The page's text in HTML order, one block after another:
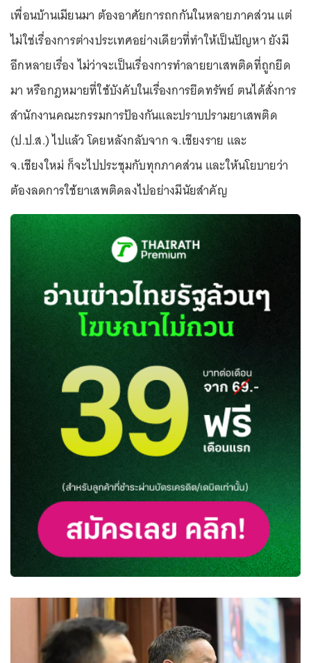
เพื่อนบ้านเมียนมา ต้องอาศัยการถกกันในหลายภาคส่วน แต่
ไม่ใช่เรื่องการต่างประเทศอย่างเดียวที่ทำให้เป็นปัญหา ยังมี
อีกหลายเรื่อง ไม่ว่าจะเป็นเรื่องการทำลายยาเสพติดที่ถูกยึด
มา หรือกฎหมายที่ใช้บังคับในเรื่องการยึดทรัพย์ ตนได้สั่งการ
สำนักงานคณะกรรมการป้องกันและปราบปรามยาเสพติด
(ป.ป.ส.) ไปแล้ว โดยหลังกลับจาก จ.เชียงราย และ
จ.เชียงใหม่ ก็จะไปประชุมกับทุกภาคส่วน และให้นโยบายว่า
ต้องลดการใช้ยาเสพติดลงไปอย่างมีนัยสำคัญ